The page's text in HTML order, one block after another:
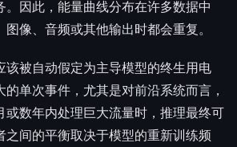
。因此，能量曲线分布在许多数据中
像、音频或其他输出时都会重复。
该被自动假定为主导模型的终生用电
单次事件，尤其是对前沿系统而言，
或数年内处理巨大流量时，推理最终可
之间的平衡取决于模型的重新训练频